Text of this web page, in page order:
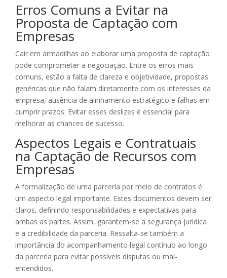
Erros Comuns a Evitar na
Proposta de Captação com
Empresas
Cair em armadilhas ao elaborar uma proposta de captação
pode comprometer a negociação. Entre os erros mais
comuns, estão a falta de clareza e objetividade, propostas
genéricas que não falam diretamente com os interesses da
empresa, ausência de alinhamento estratégico e falhas em
cumprir prazos. Evitar esses deslizes é essencial para
melhorar as chances de sucesso.
Aspectos Legais e Contratuais
na Captação de Recursos com
Empresas
A formalização de uma parceria por meio de contratos é
um aspecto legal importante. Estes documentos devem ser
claros, definindo responsabilidades e expectativas para
ambas as partes. Assim, garantem-se a segurança jurídica
e a credibilidade da parceria. Ressalta-se também a
importância do acompanhamento legal contínuo ao longo
da parceria para evitar possíveis disputas ou mal-
entendidos.